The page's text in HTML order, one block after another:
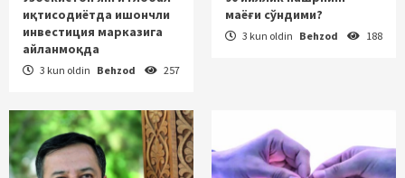
иқтисодиётда ишончли
инвестиция марказига
айланмоқда
3 kun oldin Behzod 257
маёғи сўндими?
3 kun oldin Behzod 188